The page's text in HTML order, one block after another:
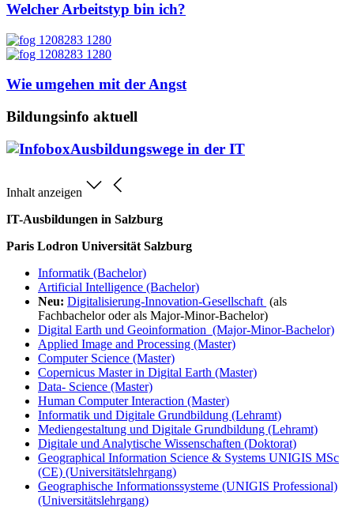
Welcher Arbeitstyp bin ich?
Wie umgehen mit der Angst
Bildungsinfo aktuell
Ausbildungswege in der IT
Inhalt anzeigen
IT-Ausbildungen in Salzburg
Paris Lodron Universität Salzburg
Informatik (Bachelor)
Artificial Intelligence (Bachelor)
Neu: Digitalisierung-Innovation-Gesellschaft (als
Fachbachelor oder als Major-Minor-Bachelor)
Digital Earth und Geoinformation (Major-Minor-Bachelor)
Applied Image and Processing (Master)
Computer Science (Master)
Copernicus Master in Digital Earth (Master)
Data- Science (Master)
Human Computer Interaction (Master)
Informatik und Digitale Grundbildung (Lehramt)
Mediengestaltung und Digitale Grundbildung (Lehramt)
Digitale und Analytische Wissenschaften (Doktorat)
Geographical Information Science & Systems UNIGIS MSc
(CE) (Universitätslehrgang)
Geographische Informationssysteme (UNIGIS Professional)
(Universitätslehrgang)